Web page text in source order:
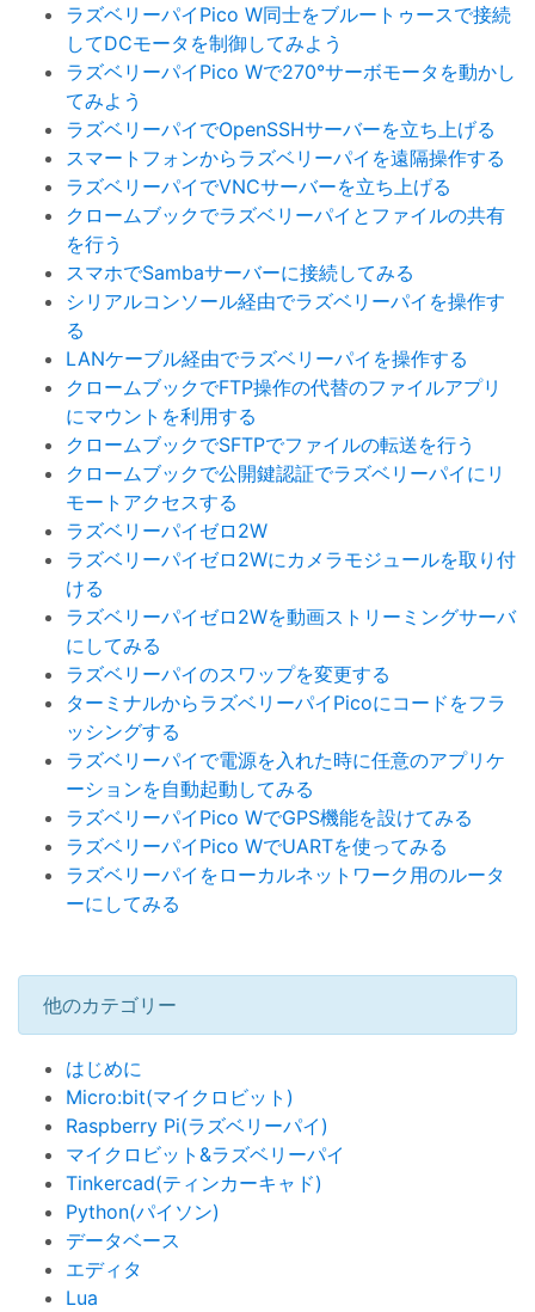
ラズベリーパイPico W同士をブルートゥースで接続
してDCモータを制御してみよう
ラズベリーパイPico Wで270°サーボモータを動かし
てみよう
ラズベリーパイでOpenSSHサーバーを立ち上げる
スマートフォンからラズベリーパイを遠隔操作する
ラズベリーパイでVNCサーバーを立ち上げる
クロームブックでラズベリーパイとファイルの共有
を行う
スマホでSambaサーバーに接続してみる
シリアルコンソール経由でラズベリーパイを操作す
る
LANケーブル経由でラズベリーパイを操作する
クロームブックでFTP操作の代替のファイルアプリ
にマウントを利用する
クロームブックでSFTPでファイルの転送を行う
クロームブックで公開鍵認証でラズベリーパイにリ
モートアクセスする
ラズベリーパイゼロ2W
ラズベリーパイゼロ2Wにカメラモジュールを取り付
ける
ラズベリーパイゼロ2Wを動画ストリーミングサーバ
にしてみる
ラズベリーパイのスワップを変更する
ターミナルからラズベリーパイPicoにコードをフラ
ッシングする
ラズベリーパイで電源を入れた時に任意のアプリケ
ーションを自動起動してみる
ラズベリーパイPico WでGPS機能を設けてみる
ラズベリーパイPico WでUARTを使ってみる
ラズベリーパイをローカルネットワーク用のルータ
ーにしてみる
他のカテゴリー
はじめに
Micro:bit(マイクロビット)
Raspberry Pi(ラズベリーパイ)
マイクロビット&ラズベリーパイ
Tinkercad(ティンカーキャド)
Python(パイソン)
データベース
エディタ
Lua